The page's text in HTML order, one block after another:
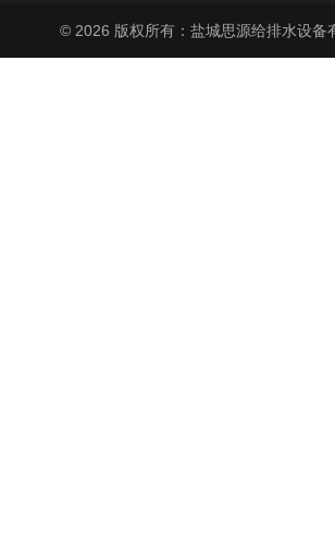
© 2026 版权所有：盐城思源给排水设